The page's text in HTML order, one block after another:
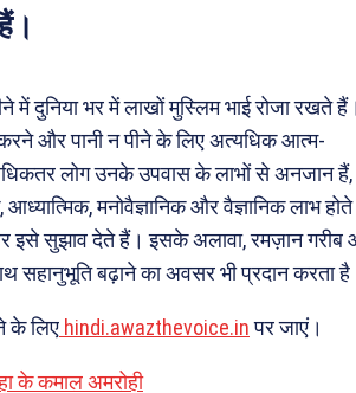
में दुनिया भर में लाखों मुस्लिम भाई रोजा रखते
और पानी न पीने के लिए अत्यधिक आत्म-
लोग उनके उपवास के लाभों से अनजान हैं,
मनोवैज्ञानिक और वैज्ञानिक लाभ
इसे सुझाव देते हैं। इसके अलावा, रमज़ान गरीब
सहानुभूति बढ़ाने का अवसर भी प्रदान करता
के लिए hindi.awazthevoice.inपर जाएं।
के कमाल अमरोही